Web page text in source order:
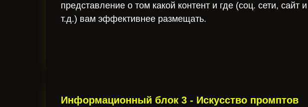
представление о том какой контент и где (соц. сети, сайт и
т.д.) вам эффективнее размещать.
Информационный блок 3 - Искусство промптов